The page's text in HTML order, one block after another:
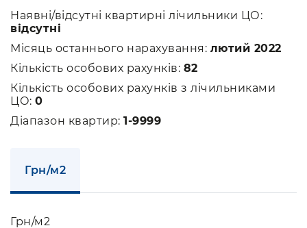
Наявні/відсутні квартирні лічильники ЦО:
відсутні
Місяць останнього нарахування: лютий 2022
Кількість особових рахунків: 82
Кількість особових рахунків з лічильниками
ЦО: 0
Діапазон квартир: 1-9999
Грн/м2
Грн/м2